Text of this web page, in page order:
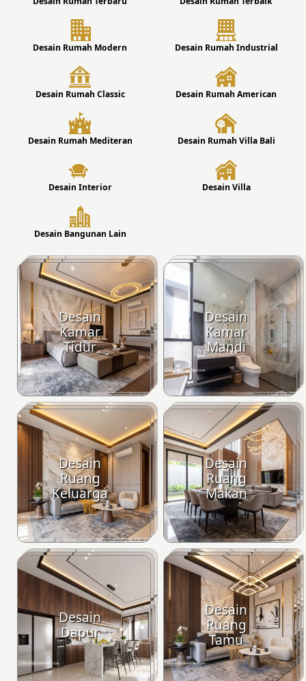
Desain Rumah Modern Desain Rumah Industrial
Desain Rumah Classic Desain Rumah American
Desain Rumah Mediteran Desain Rumah Villa Bali
Desain Interior Desain Villa
Desain Bangunan Lain
Desain
Kamar
Tidur
Desain
Kamar
Mandi
Desain
Ruang
Keluarga
Desain
Ruang
Makan
Desain
Dapur
Desain
Ruang
Tamu